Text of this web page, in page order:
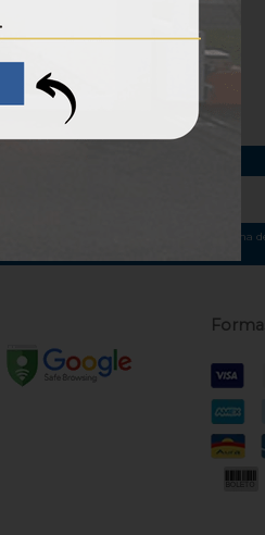
PAGAMENTO FACILITADO
Válido para primeira compra e valor acima